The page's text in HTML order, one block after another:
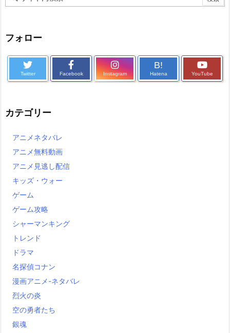
フォロー
Twitter Facebook Instagram
B!
Hatena YouTube
カテゴリー
アニメネタバレ
アニメ無料動画
アニメ見逃し配信
キッズ・ウォー
ゲーム
ゲーム攻略
シャーマンキング
トレンド
ドラマ
名探偵コナン
漫画アニメ-ネタバレ
烈火の炎
空の勇者たち
銀魂